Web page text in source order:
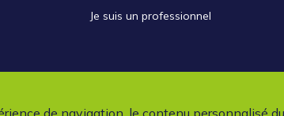
Je suis un professionnel
de navigation, le contenu personnalisé